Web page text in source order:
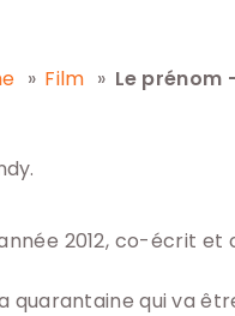
Film Le prénom
2012, co-écrit
quarantaine qui va